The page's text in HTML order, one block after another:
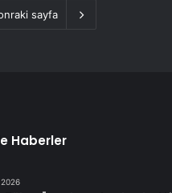
sayfa
Haberler
2026